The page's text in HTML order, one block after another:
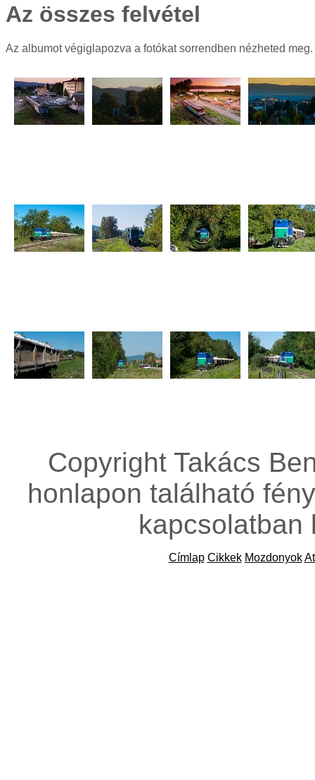
Az összes felvétel
Az albumot végiglapozva a fotókat sorrendben nézheted meg.
Copyright Takács
honlapon található
Címlap Cikkek Mozdonyok